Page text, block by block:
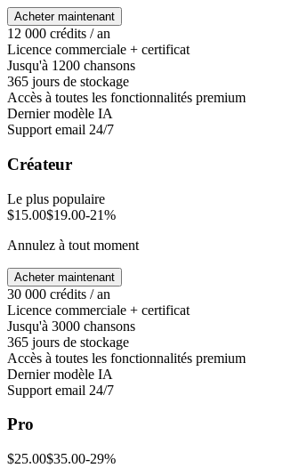
Acheter maintenant
12 000 crédits / an
Licence commerciale + certificat
Jusqu'à 1200 chansons
365 jours de stockage
Accès à toutes les fonctionnalités premium
Dernier modèle IA
Support email 24/7
Créateur
Le plus populaire
$15.00$19.00-21%
Annulez à tout moment
Acheter maintenant
30 000 crédits / an
Licence commerciale + certificat
Jusqu'à 3000 chansons
365 jours de stockage
Accès à toutes les fonctionnalités premium
Dernier modèle IA
Support email 24/7
Pro
$25.00$35.00-29%